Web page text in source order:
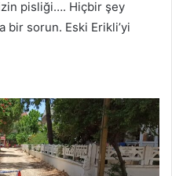
pisliği…. Hiçbir şey
bir sorun. Eski Erikli’yi